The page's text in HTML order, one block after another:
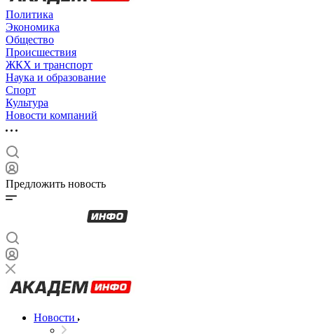
Политика
Экономика
Общество
Происшествия
ЖКХ и транспорт
Наука и образование
Спорт
Культура
Новости компаний
Предложить новость
Новости